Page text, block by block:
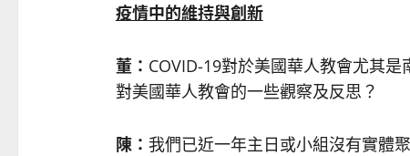
疫情中的維持與創新
董： COVID-19對於美國華人教會尤其
對美國華人教會的一些觀察及反思？
陳： 我們已近一年主日或小組沒有實體